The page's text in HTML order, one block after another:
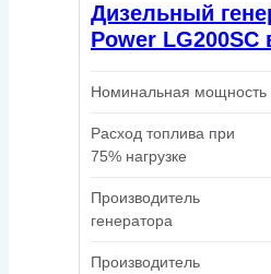
Дизельный
Power LG200SC
Номинальная мощность
Расход топлива при
75% нагрузке
Производитель
генератора
Производитель